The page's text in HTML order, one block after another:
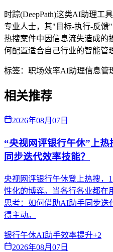
时踪(DeepPath)这类AI助理工
专业人士，其"目标-执行-反馈
热搜案件中因信息流失造成的
何配置适合自己行业的智能管
标签： 职场效率AI助理信息管
相关推荐
2026年08月07日
“央视网评银行午休”上
同步迭代效率技能？
央视网评银行午休登上热搜，
性化的博弈。当各行各业都在
思考：如何借助AI助手同步迭
得主动。
银行午休AI助手效率提升+2
2026年08月07日